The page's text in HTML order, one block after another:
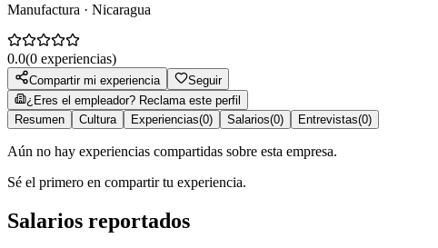
Manufactura · Nicaragua
0.0(0 experiencias)
Compartir mi experiencia
Seguir
¿Eres el empleador? Reclama este perfil
Resumen
Cultura Experiencias(0) Salarios(0) Entrevistas(0)
Aún no hay experiencias compartidas sobre esta empresa.
Sé el primero en compartir tu experiencia.
Salarios reportados